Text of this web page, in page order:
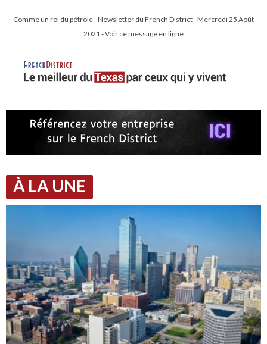
Comme un roi du pétrole - Newsletter du French District - Mercredi 25 Août
2021 - Voir ce message en ligne
À LA UNE